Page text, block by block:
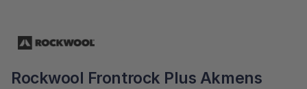
Rockwool Frontrock Plus Akmens